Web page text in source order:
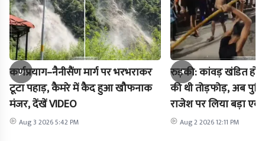
कर्णप्रयाग–नैनीसैंण मार्ग पर भरभराकर
टूटा पहाड़, कैमरे में कैद हुआ खौफनाक
मंजर, देंखें VIDEO
Aug 3 2026 5:42 PM
रुड़की: कांवड़ खंडित
की थी तोड़फोड़, अब
राजेश पर लिया बड़ा
Aug 2 2026 12:11 PM